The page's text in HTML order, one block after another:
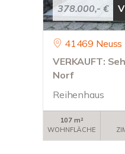
378.000,- €
41469 Neuss
VERKAUFT:
Norf
Reihenhaus
107 m²
WOHNFLÄCHE